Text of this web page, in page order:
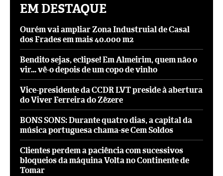
EM DESTAQUE
Ourém vai ampliar Zona Industruial de Casal
dos Frades em mais 40.000 m2
Bendito sejas, eclipse! Em Almeirim, quem não o
vir… vê-o depois de um copo de vinho
Vice-presidente da CCDR LVT preside à abertura
do Viver Ferreira do Zêzere
BONS SONS: Durante quatro dias, a capital da
música portuguesa chama-se Cem Soldos
Clientes perdem a paciência com sucessivos
bloqueios da máquina Volta no Continente de
Tomar